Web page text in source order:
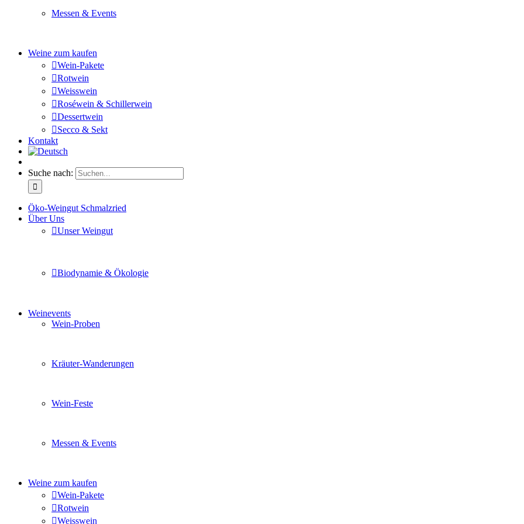
Messen & Events
Weine zum kaufen
Wein-Pakete
Rotwein
Weisswein
Roséwein & Schillerwein
Dessertwein
Secco & Sekt
Kontakt
Suche nach:
Öko-Weingut Schmalzried
Über Uns
Unser Weingut
Biodynamie & Ökologie
Weinevents
Wein-Proben
Kräuter-Wanderungen
Wein-Feste
Messen & Events
Weine zum kaufen
Wein-Pakete
Rotwein
Weisswein